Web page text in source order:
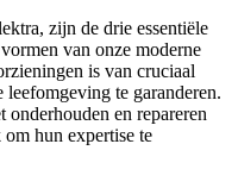
zijn de drie essentiële
van onze moderne
is van cruciaal
te garanderen.
onderhouden en repareren
hun expertise te